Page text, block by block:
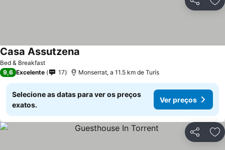
Partilhar
Bed & Breakfast
Casa Assutzena
9,6 Excelente 17 Monserrat, a 11.5 km de Turís
Selecione as datas para ver os preços
exatos.
Ver preços
Partilhar